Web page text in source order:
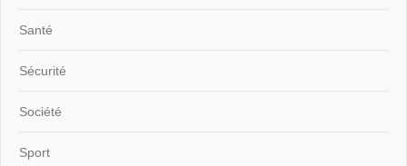
Santé
Sécurité
Société
Sport